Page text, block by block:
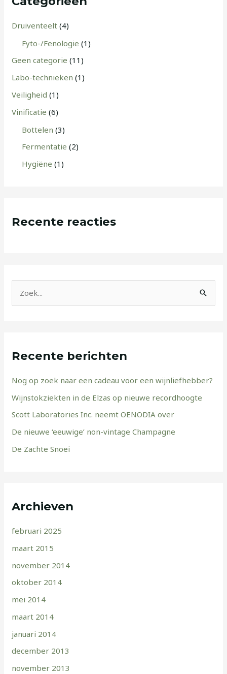
Druiventeelt (4)
Fyto-/Fenologie (1)
Geen categorie (11)
Labo-technieken (1)
Veiligheid (1)
Vinificatie (6)
Bottelen (3)
Fermentatie (2)
Hygiëne (1)
Recente reacties
n
a
r
:
Recente berichten
Nog op zoek naar een cadeau voor een wijnliefhebber?
Wijnstokziekten in de Elzas op nieuwe recordhoogte
Scott Laboratories Inc. neemt OENODIA over
De nieuwe ‘eeuwige’ non-vintage Champagne
De Zachte Snoei
Archieven
februari 2025
maart 2015
november 2014
oktober 2014
mei 2014
maart 2014
januari 2014
december 2013
november 2013